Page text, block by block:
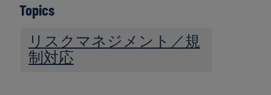
Topics
リスクマネジメント／規
制対応